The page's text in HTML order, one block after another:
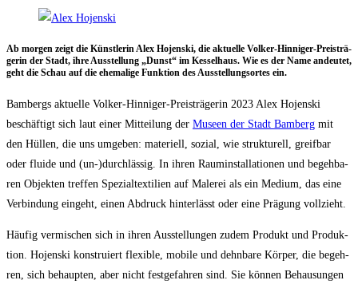
Ab mor­gen zeigt die Künst­le­rin Alex Hojen­ski, die aktu­el­le Vol­ker-Hin­ni­ger-Preis­trä­
ge­rin der Stadt, ihre Aus­stel­lung „Dunst“ im Kes­sel­haus. Wie es der Name andeu­tet,
geht die Schau auf die ehe­ma­li­ge Funk­ti­on des Aus­stel­lungs­or­tes ein.
Bam­bergs aktu­el­le Vol­ker-Hin­ni­ger-Preis­trä­ge­rin 2023 Alex Hojen­ski
beschäf­tigt sich laut einer Mit­tei­lung der Muse­en der Stadt Bam­berg mit
den Hül­len, die uns umge­ben: mate­ri­ell, sozi­al, wie struk­tu­rell, greif­bar
oder flui­de und (un-)durchlässig. In ihren Raum­in­stal­la­tio­nen und begeh­ba­
ren Objek­ten tref­fen Spe­zi­al­tex­ti­li­en auf Male­rei als ein Medi­um, das eine
Ver­bin­dung ein­geht, einen Abdruck hin­ter­lässt oder eine Prä­gung vollzieht.
Häu­fig ver­mi­schen sich in ihren Aus­stel­lun­gen zudem Pro­dukt und Pro­duk­
ti­on. Hojen­ski kon­stru­iert fle­xi­ble, mobi­le und dehn­ba­re Kör­per, die begeh­
ren, sich behaup­ten, aber nicht fest­ge­fah­ren sind. Sie kön­nen Behau­sun­gen